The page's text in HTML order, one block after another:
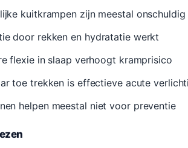
kuitkrampen zijn meestal
door rekken en hydratatie werkt
flexie in slaap verhoogt kramprisico
toe trekken is effectieve acute
helpen meestal niet voor preventie